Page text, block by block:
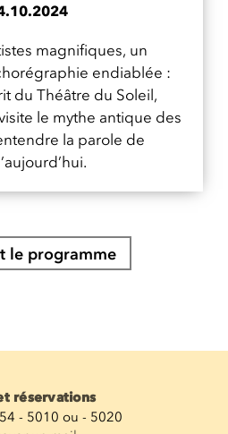
magnifiques, un
endiablée :
du Théâtre du Soleil,
le mythe antique des
la parole de
le programme
réservations
- 5010 ou - 5020